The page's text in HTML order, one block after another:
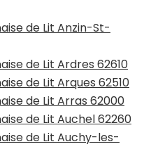
de Lit Anzin-St-
de Lit Ardres 62610
de Lit Arques 62510
de Lit Arras 62000
de Lit Auchel 62260
de Lit Auchy-les-